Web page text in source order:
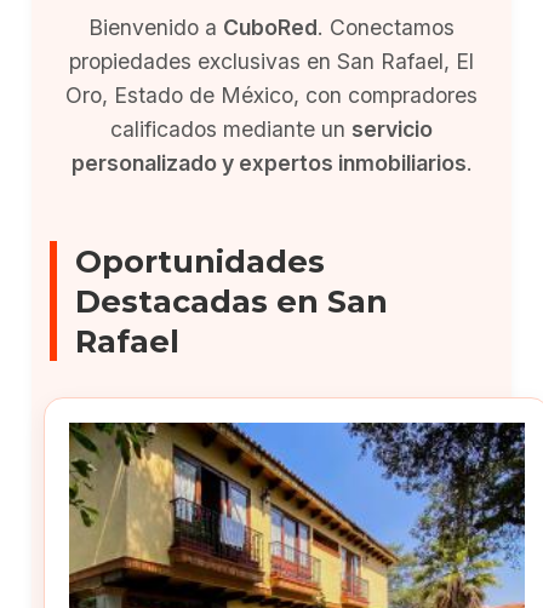
Bienvenido a CuboRed. Conectamos
propiedades exclusivas en San Rafael, El
Oro, Estado de México, con compradores
calificados mediante un servicio
personalizado y expertos inmobiliarios.
Oportunidades
Destacadas en San
Rafael